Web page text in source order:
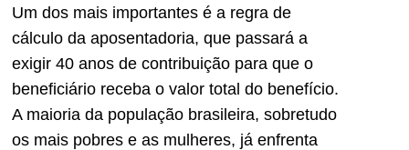
Um dos mais importantes é a regra de
cálculo da aposentadoria, que passará a
exigir 40 anos de contribuição para que o
beneficiário receba o valor total do benefício.
A maioria da população brasileira, sobretudo
os mais pobres e as mulheres, já enfrenta